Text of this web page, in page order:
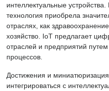
интеллектуальные
технология приобрела
отраслях, как
хозяйство. IoT предлагает
отраслей и предприятий
процессов.
Достижения и
интегрироваться с